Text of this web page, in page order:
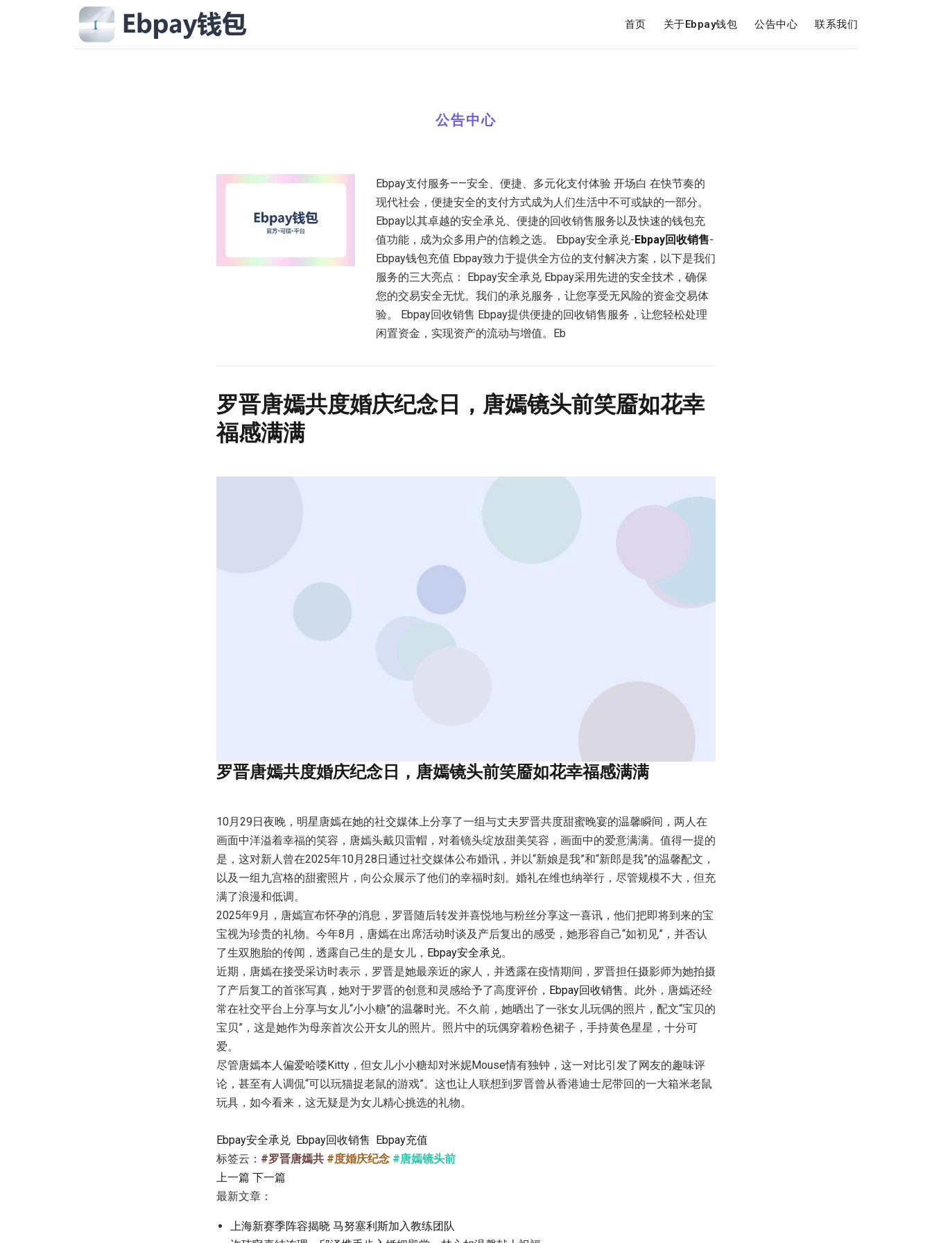
首页 关于Ebpay钱包 公告中心 联系我们
公告中心
Ebpay支付服务——安全、便捷、多元化支付体验 开场白 在快节奏的
现代社会，便捷安全的支付方式成为人们生活中不可或缺的一部分。
Ebpay以其卓越的安全承兑、便捷的回收销售服务以及快速的钱包充
值功能，成为众多用户的信赖之选。 Ebpay安全承兑-Ebpay回收销售-
Ebpay钱包充值 Ebpay致力于提供全方位的支付解决方案，以下是我们
服务的三大亮点： Ebpay安全承兑 Ebpay采用先进的安全技术，确保
您的交易安全无忧。我们的承兑服务，让您享受无风险的资金交易体
验。 Ebpay回收销售 Ebpay提供便捷的回收销售服务，让您轻松处理
闲置资金，实现资产的流动与增值。Eb
罗晋唐嫣共度婚庆纪念日，唐嫣镜头前笑靥如花幸
福感满满
罗晋唐嫣共度婚庆纪念日，唐嫣镜头前笑靥如花幸福感满满
10月29日夜晚，明星唐嫣在她的社交媒体上分享了一组与丈夫罗晋共度甜蜜晚宴的温馨瞬间，两人在
画面中洋溢着幸福的笑容，唐嫣头戴贝雷帽，对着镜头绽放甜美笑容，画面中的爱意满满。值得一提的
是，这对新人曾在2025年10月28日通过社交媒体公布婚讯，并以“新娘是我”和“新郎是我”的温馨配文，
以及一组九宫格的甜蜜照片，向公众展示了他们的幸福时刻。婚礼在维也纳举行，尽管规模不大，但充
满了浪漫和低调。
2025年9月，唐嫣宣布怀孕的消息，罗晋随后转发并喜悦地与粉丝分享这一喜讯，他们把即将到来的宝
宝视为珍贵的礼物。今年8月，唐嫣在出席活动时谈及产后复出的感受，她形容自己“如初见”，并否认
了生双胞胎的传闻，透露自己生的是女儿， Ebpay安全承兑。
近期，唐嫣在接受采访时表示，罗晋是她最亲近的家人，并透露在疫情期间，罗晋担任摄影师为她拍摄
了产后复工的首张写真，她对于罗晋的创意和灵感给予了高度评价， Ebpay回收销售。此外，唐嫣还经
常在社交平台上分享与女儿“小小糖”的温馨时光。不久前，她晒出了一张女儿玩偶的照片，配文“宝贝的
宝贝”，这是她作为母亲首次公开女儿的照片。照片中的玩偶穿着粉色裙子，手持黄色星星，十分可
爱。
尽管唐嫣本人偏爱哈喽Kitty，但女儿小小糖却对米妮Mouse情有独钟，这一对比引发了网友的趣味评
论，甚至有人调侃“可以玩猫捉老鼠的游戏”。这也让人联想到罗晋曾从香港迪士尼带回的一大箱米老鼠
玩具，如今看来，这无疑是为女儿精心挑选的礼物。
Ebpay安全承兑 Ebpay回收销售
Ebpay充值
标签云： #罗晋唐嫣共 #度婚庆纪念 #唐嫣镜头前
上一篇 下一篇
最新文章：
上海新赛季阵容揭晓 马努塞利斯加入教练团队